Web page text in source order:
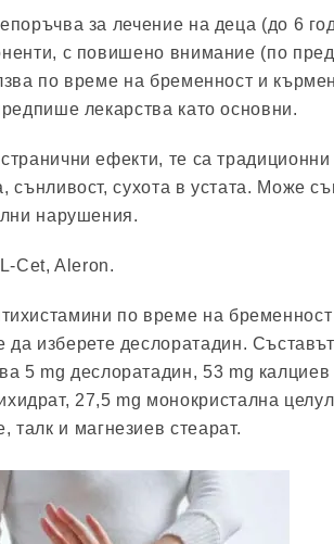
за лечение на деца (до 6
с повишено внимание (по
по време на бременност и
лекарства като основни.
ефекти, те са традиционни
сънливост, сухота в устата. Може
нарушения.
Cet, Aleron.
по време на
да изберете деслоратадин.
5 mg деслоратадин, 53 mg калциев
27,5 mg монокристална
талк и магнезиев стеарат.